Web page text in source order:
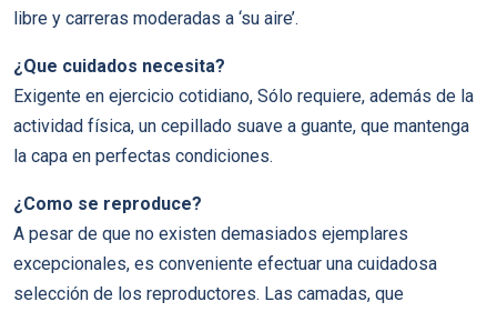
libre y carreras moderadas a ‘su aire’.
¿Que cuidados necesita?
Exigente en ejercicio cotidiano, Sólo requiere, además de la
actividad física, un cepillado suave a guante, que mantenga
la capa en perfectas condiciones.
¿Como se reproduce?
A pesar de que no existen demasiados ejemplares
excepcionales, es conveniente efectuar una cuidadosa
selección de los reproductores. Las camadas, que